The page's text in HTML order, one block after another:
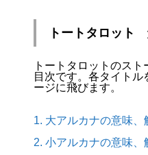
トートタロット
トートタロットのス
目次です。各タイト
ージに飛びます。
1. 大アルカナの意味、
2. 小アルカナの意味、